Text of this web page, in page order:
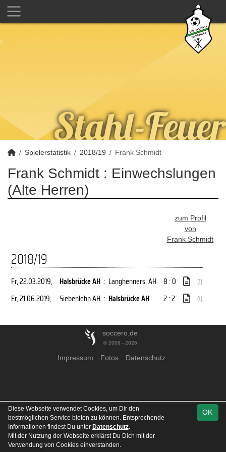
Spielerstatistik 2018/19 Frank Schmidt
Frank Schmidt : Einwechslungen
(Alte Herren)
zum Profil
von
Frank Schmidt
2018/19
Fr, 22.03.2019, Halsbrücke AH : Langhenners. AH 8 : 0 (1)
Fr, 21.06.2019, Siebenlehn AH : Halsbrücke AH 2 : 2 (1)
soccero.de
© 2006 - 2026
Impressum Fotos Datenschutz
OK
Diese Webseite verwendet Cookies, um Dir den
bestmöglichen Service bieten zu können. Entsprechende
Informationen findest Du unter Datenschutz.
Mit der Nutzung der Webseite erklärst Du Dich mit der
Verwendung von Cookies einverstanden.